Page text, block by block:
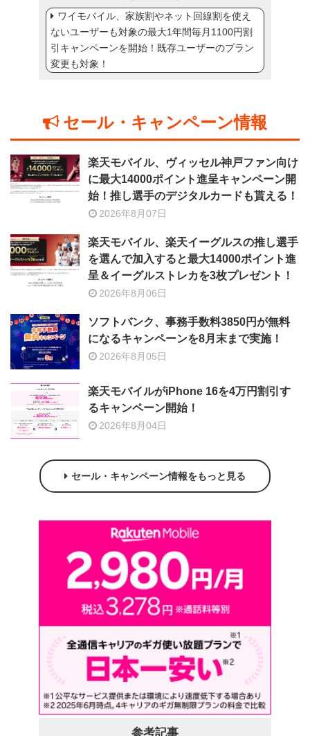
ワイモバイル、家族割やネット回線割を使え
ないユーザーも対象の最大1年間毎月1100円割
引キャンペーンを開始！既存ユーザーのプラン
変更も対象！
セール・キャンペーン情報
楽天モバイル、ヴィッセル神戸ファン向け
に最大14000ポイント進呈キャンペーン開
始！推し選手のデジタルカードも貰える！
2026年8月07日
楽天モバイル、楽天イーグルスの推し選手
を選んで加入すると最大14000ポイント進
呈＆イーグルストレカを3枚プレゼント！
2026年8月06日
ソフトバンク、事務手数料3850円が無料
になるキャンペーンを8月末まで実施！
2026年8月05日
楽天モバイルがiPhone 16を4万円割引す
るキャンペーン開始！
2026年8月04日
セール・キャンペーン情報をもっと見る
参考記事